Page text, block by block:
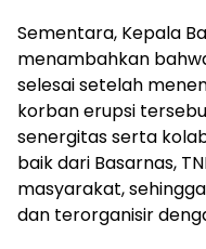
Sementara, Kepala
menambahkan
selesai setelah
korban erupsi
senergitas serta
baik dari Basarnas,
masyarakat,
dan terorganisir